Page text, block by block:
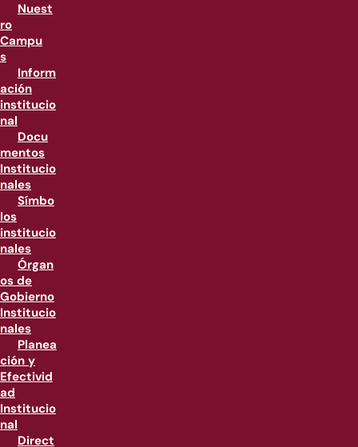
Nuest
ro
Campu
s
Inform
ación
institucio
nal
Docu
mentos
Institucio
nales
Símbo
los
institucio
nales
Órgan
os de
Gobierno
Institucio
nales
Planea
ción y
Efectivid
ad
Institucio
nal
Direct